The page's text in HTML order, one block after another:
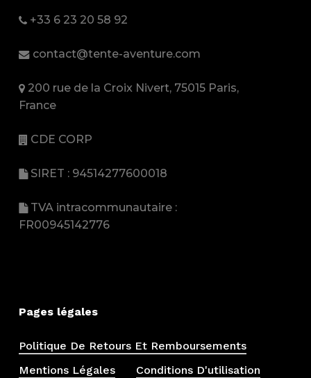
+33 6 23 20 58 92
contact@tente-aventure.com
200 rue de la Croix Nivert, 75015 Paris,
France
CDE CORP
SIRET : 94514277600018
TVA intracommunautaire :
FR00945142776
Pages légales
Politique De Retours Et Remboursements
Mentions Légales
Conditions D'utilisation